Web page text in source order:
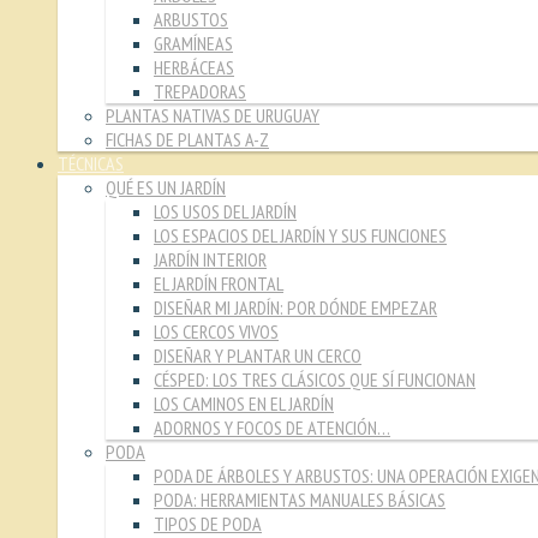
ARBUSTOS
GRAMÍNEAS
HERBÁCEAS
TREPADORAS
PLANTAS NATIVAS DE URUGUAY
FICHAS DE PLANTAS A-Z
TÉCNICAS
QUÉ ES UN JARDÍN
LOS USOS DEL JARDÍN
LOS ESPACIOS DEL JARDÍN Y SUS FUNCIONES
JARDÍN INTERIOR
EL JARDÍN FRONTAL
DISEÑAR MI JARDÍN: POR DÓNDE EMPEZAR
LOS CERCOS VIVOS
DISEÑAR Y PLANTAR UN CERCO
CÉSPED: LOS TRES CLÁSICOS QUE SÍ FUNCIONAN
LOS CAMINOS EN EL JARDÍN
ADORNOS Y FOCOS DE ATENCIÓN…
PODA
PODA DE ÁRBOLES Y ARBUSTOS: UNA OPERACIÓN
PODA: HERRAMIENTAS MANUALES BÁSICAS
TIPOS DE PODA